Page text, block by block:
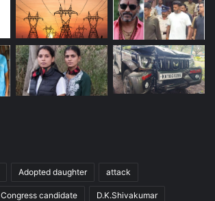
Adopted daughter attack
Congress candidate D.K.Shivakumar